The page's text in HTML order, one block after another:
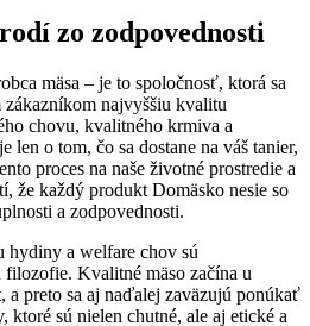
zo zodpovednosti
mäsa – je to spoločnosť, ktorá sa
najvyššiu kvalitu
chovu, kvalitného krmiva a
len o tom, čo sa dostane na váš tanier,
proces na naše životné prostredie a
že každý produkt Domäsko nesie so
a zodpovednosti.
hydiny a welfare chov sú
Kvalitné mäso začína u
a preto sa aj naďalej zaväzujú ponúkať
sú nielen chutné, ale aj etické a